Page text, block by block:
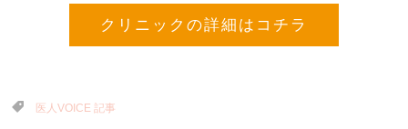
クリニックの詳細はコチラ
医人VOICE 記事